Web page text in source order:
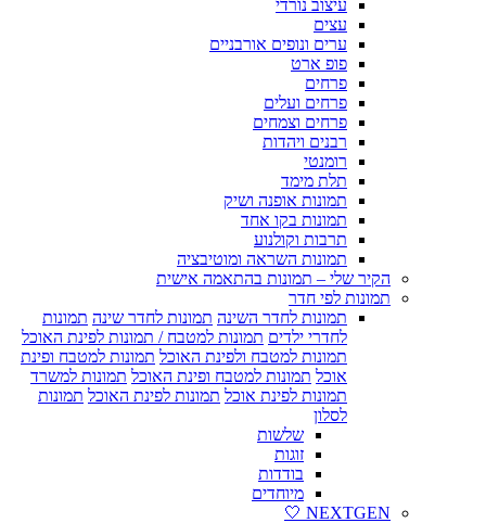
עיצוב נורדי
עצים
ערים ונופים אורבניים
פופ ארט
פרחים
פרחים ועלים
פרחים וצמחים
רבנים ויהדות
רומנטי
תלת מימד
תמונות אופנה ושיק
תמונות בקו אחד
תרבות וקולנוע
תמונות השראה ומוטיבציה
הקיר שלי – תמונות בהתאמה אישית
תמונות לפי חדר
תמונות לחדר השינה תמונות לחדר שינה תמונות
לחדרי ילדים תמונות למטבח / תמונות לפינת האוכל
תמונות למטבח ולפינת האוכל תמונות למטבח ופינת
אוכל תמונות למטבח ופינת האוכל תמונות למשרד
תמונות לפינת אוכל תמונות לפינת האוכל תמונות
לסלון
שלשות
זוגות
בודדות
מיוחדים
NEXTGEN 🤍